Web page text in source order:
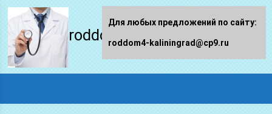
roddom4-kaliningrad.ru
Для любых предложений по сайту:
roddom4-kaliningrad@cp9.ru